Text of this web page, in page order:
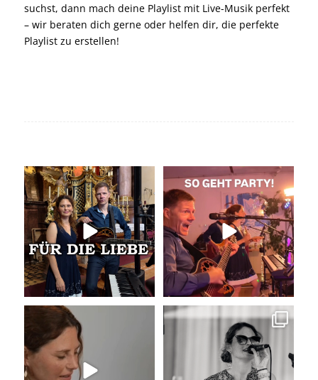
suchst, dann mach deine Playlist mit Live-Musik perfekt
– wir beraten dich gerne oder helfen dir, die perfekte
Playlist zu erstellen!
Unser Geheimtipp für die
Trauung
Wir...
29 0
So geht Party!
Was für eine tolle...
35 0
Unser Kennenlernen vor 15
Jahren
Vor 15
34
Sommer, Sonne, Gefühle bei der
Agape!
...
41 0